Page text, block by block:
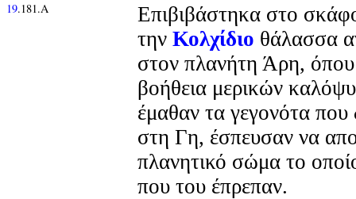
19.181.Α
Επιβιβάστηκα στο
την Κολχίδιο θάλασσα
στον πλανήτη Άρη, όπου
βοήθεια μερικών
έμαθαν τα γεγονότα που
στη Γη, έσπευσαν να
πλανητικό σώμα το οποίο
που του έπρεπαν.